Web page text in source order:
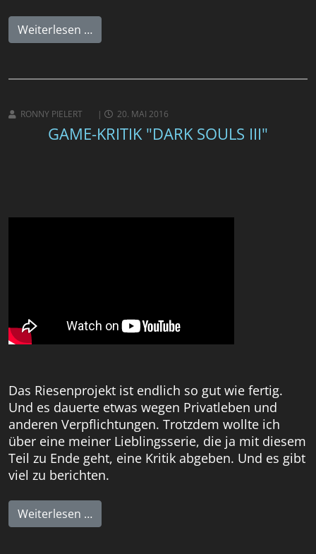
Weiterlesen …
RONNY PIELERT 20. MAI 2016
GAME-KRITIK "DARK SOULS III"
Das Riesenprojekt ist endlich so gut wie fertig.
Und es dauerte etwas wegen Privatleben und
anderen Verpflichtungen. Trotzdem wollte ich
über eine meiner Lieblingsserie, die ja mit diesem
Teil zu Ende geht, eine Kritik abgeben. Und es gibt
viel zu berichten.
Weiterlesen …